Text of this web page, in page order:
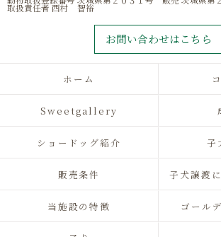
取扱責任者 西村 智裕
お問い合わせはこちら
ホーム
Sweetgallery
ショードッグ紹介 子
販売条件 子犬譲渡
当施設の特徴 ゴール